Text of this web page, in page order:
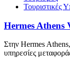
Τουριστικές
Hermes Athens
Στην Hermes
υπηρεσίες